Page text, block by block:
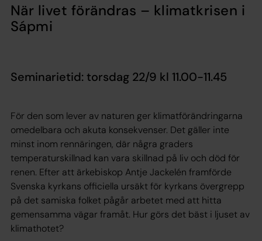
När livet förändras – klimatkrisen i
Sápmi
Seminarietid: torsdag 22/9 kl 11.00-11.45
För den som lever av naturen ger klimatförändringarna
omedelbara och akuta konsekvenser. Det gäller inte
minst inom rennäringen, där några graders
temperaturskillnad kan vara skillnad på liv och död för
renen. Efter att ärkebiskop Antje Jackelén framförde
Svenska kyrkans officiella ursäkt för kyrkans övergrepp
på det samiska folket pågår arbetet med att hitta
gemensamma vägar framåt. Hur görs det bäst i ljuset av
klimathotet?